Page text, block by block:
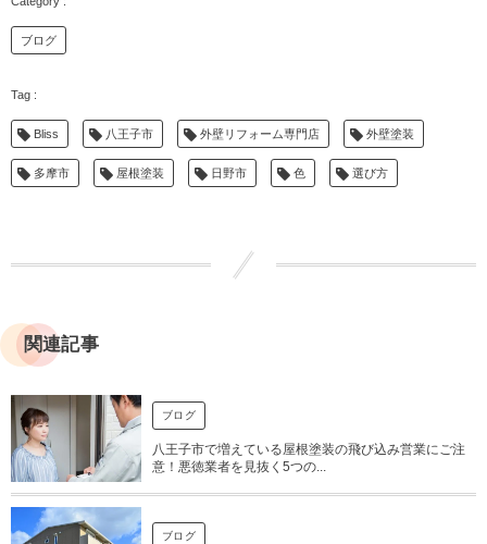
ブログ
Bliss 八王子市 外壁リフォーム専門店 外壁塗装
多摩市 屋根塗装 日野市 色 選び方
関連記事
ブログ
八王子市で増えている屋根塗装の飛び込み営業にご注
意！悪徳業者を見抜く5つの...
ブログ